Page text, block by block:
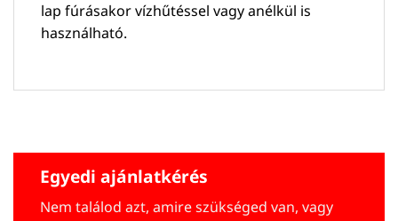
lap fúrásakor vízhűtéssel vagy anélkül is
használható.
Egyedi ajánlatkérés
Nem találod azt, amire szükséged van, vagy